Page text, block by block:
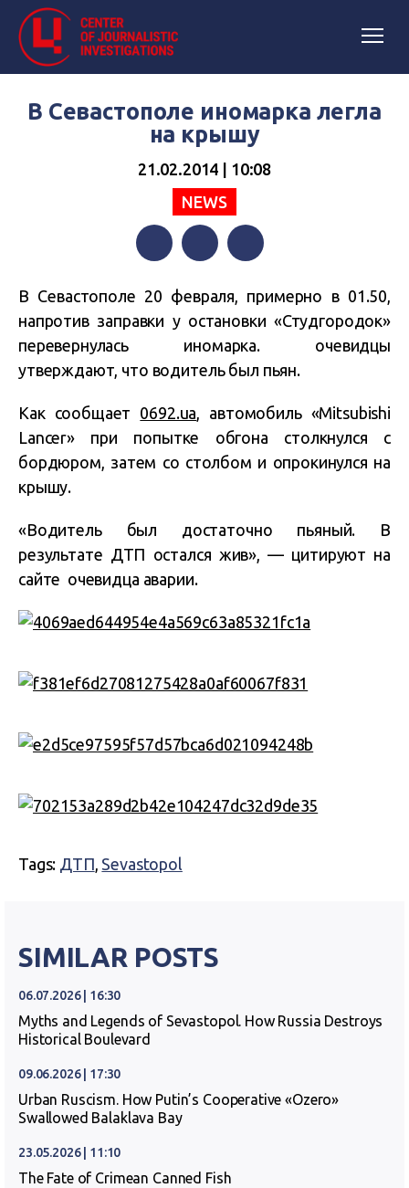
В Севастополе иномарка легла
на крышу
21.02.2014 | 10:08
NEWS
В Севастополе 20 февраля, примерно в 01.50,
напротив заправки у остановки «Студгородок»
перевернулась иномарка. очевидцы
утверждают, что водитель был пьян.
Как сообщает 0692.ua, автомобиль «Mitsubishi
Lancer» при попытке обгона столкнулся с
бордюром, затем со столбом и опрокинулся на
крышу.
«Водитель был достаточно пьяный. В
результате ДТП остался жив», — цитируют на
сайте очевидца аварии.
Tags: ДТП, Sevastopol
SIMILAR POSTS
06.07.2026 | 16:30
Myths and Legends of Sevastopol. How Russia Destroys
Historical Boulevard
09.06.2026 | 17:30
Urban Ruscism. How Putin’s Cooperative «Ozero»
Swallowed Balaklava Bay
23.05.2026 | 11:10
The Fate of Crimean Canned Fish